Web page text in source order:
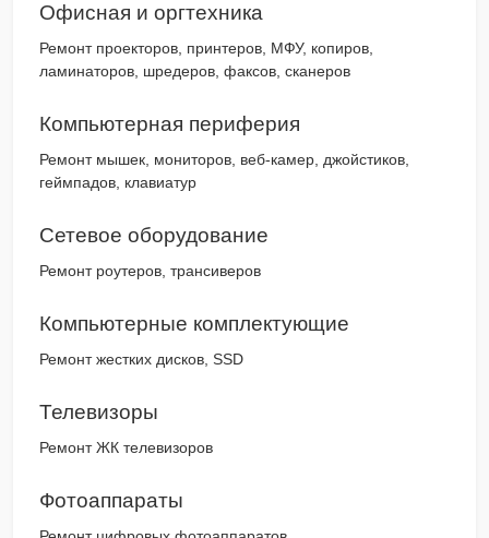
Офисная и оргтехника
Ремонт проекторов, принтеров, МФУ, копиров,
ламинаторов, шредеров, факсов, сканеров
Компьютерная периферия
Ремонт мышек, мониторов, веб-камер, джойстиков,
геймпадов, клавиатур
Сетевое оборудование
Ремонт роутеров, трансиверов
Компьютерные комплектующие
Ремонт жестких дисков, SSD
Телевизоры
Ремонт ЖК телевизоров
Фотоаппараты